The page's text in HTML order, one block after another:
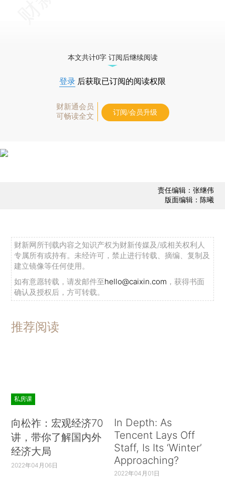
本文共计0字 订阅后继续阅读
登录 后获取已订阅的阅读权限
财新通会员
可畅读全文
订阅/会员升级
责任编辑：张继伟
版面编辑：陈曦
财新网所刊载内容之知识产权为财新传媒及/或相关权利人
专属所有或持有。未经许可，禁止进行转载、摘编、复制及
建立镜像等任何使用。
如有意愿转载，请发邮件至hello@caixin.com ，获得书面
确认及授权后，方可转载。
推荐阅读
私房课
向松祚：宏观经济70
讲，带你了解国内外
经济大局
2022年04月06日
In Depth: As
Tencent Lays Off
Staff, Is Its ‘Winter’
Approaching?
2022年04月01日